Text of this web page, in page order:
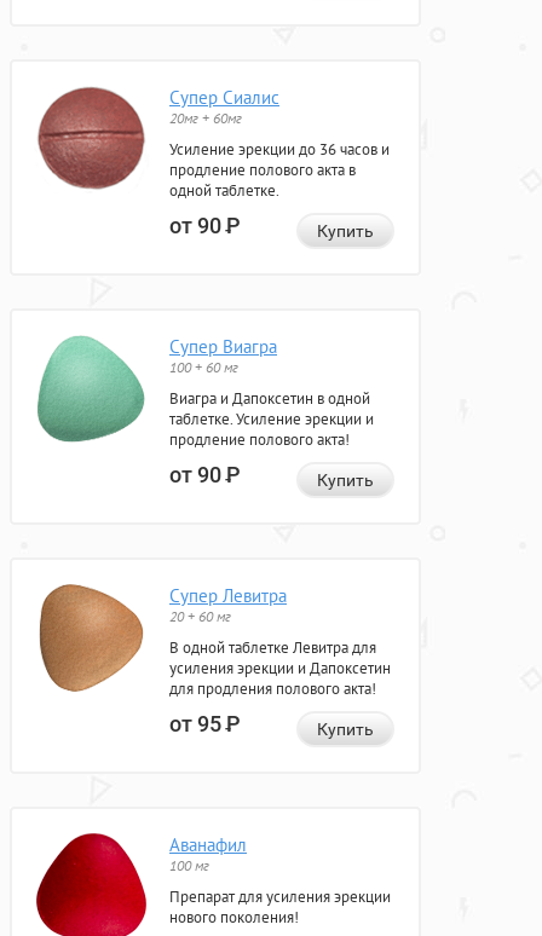
Супер Сиалис
20мг + 60мг
Усиление эрекции до 36 часов и
продление полового акта в
одной таблетке.
от 90Р Купить
Супер Виагра
100 + 60 мг
Виагра и Дапоксетин в одной
таблетке. Усиление эрекции и
продление полового акта!
от 90Р Купить
Супер Левитра
20 + 60 мг
В одной таблетке Левитра для
усиления эрекции и Дапоксетин
для продления полового акта!
от 95Р Купить
Аванафил
100 мг
Препарат для усиления эрекции
нового поколения!